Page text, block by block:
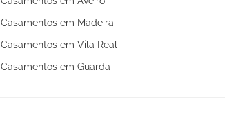
Casamentos em Madeira
Casamentos em Vila Real
Casamentos em Guarda